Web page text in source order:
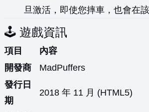
旦激活，即使您摔車，也會在該
🕹️ 遊戲資訊
項目
內容
開發商
MadPuffers
發行日
期
2018 年 11 月 (HTML5)